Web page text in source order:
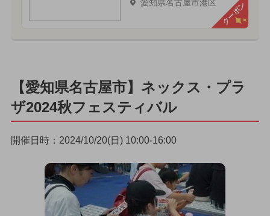
愛知県名古屋市港区 クーポン
【愛知県名古屋市】ネックス・プラ
ザ2024秋フェスティバル
開催日時：2024/10/20(日) 10:00-16:00